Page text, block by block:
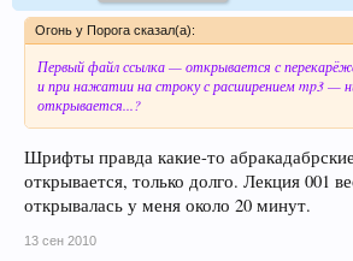
Огонь у Порога сказал(а):
Первый файл ссылка — открывается с
и при нажатии на строку с расширением mp3 —
открывается...?
Шрифты правда какие-то
открывается, только долго. Лекция 001
открывалась у меня около 20 минут.
13 сен 2010